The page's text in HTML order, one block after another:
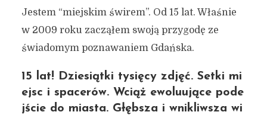
Jestem “miejskim świrem”. Od 15 lat. Właśnie
w 2009 roku zacząłem swoją przygodę ze
świadomym poznawaniem Gdańska.
15 lat! Dziesiątki tysięcy zdjęć. Setki mi
ejsc i spacerów. Wciąż ewoluujące pode
jście do miasta. Głębsza i wnikliwsza wi